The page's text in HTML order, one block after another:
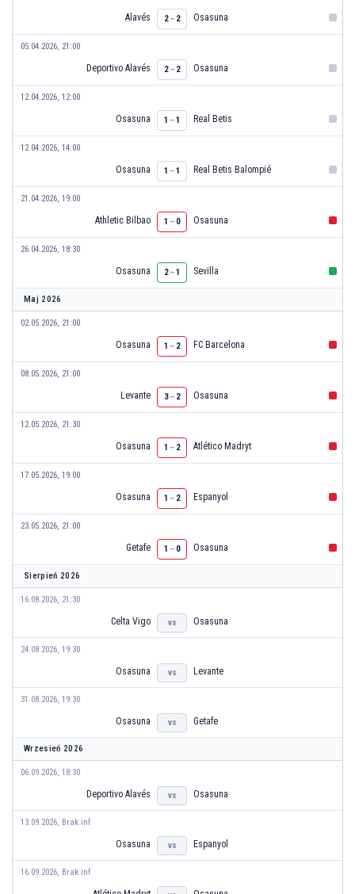
Alavés 2– 2 Osasuna
05.04.2026, 21:00
Deportivo Alavés 2– 2 Osasuna
12.04.2026, 12:00
Osasuna 1 –1 Real Betis
12.04.2026, 14:00
Osasuna 1 –1 Real Betis Balompié
21.04.2026, 19:00
Athletic Bilbao 1 – 0 Osasuna
26.04.2026, 18:30
Osasuna 2–1 Sevilla
Maj 2026
02.05.2026, 21:00
Osasuna 1 – 2 FC Barcelona
08.05.2026, 21:00
Levante 3– 2 Osasuna
12.05.2026, 21:30
Osasuna 1 – 2 Atlético Madryt
17.05.2026, 19:00
Osasuna 1 – 2 Espanyol
23.05.2026, 21:00
Getafe 1 – 0 Osasuna
Sierpień 2026
16.08.2026, 21:30
Celta Vigo vs Osasuna
24.08.2026, 19:30
Osasuna vs Levante
31.08.2026, 19:30
Osasuna vs Getafe
Wrzesień 2026
06.09.2026, 18:30
Deportivo Alavés vs Osasuna
13.09.2026, Brak inf
Osasuna vs Espanyol
16.09.2026, Brak inf